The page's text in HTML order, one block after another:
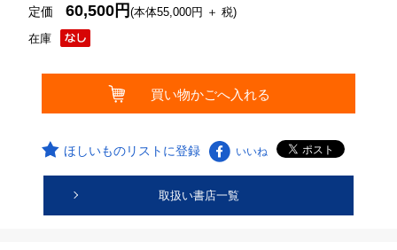
在庫
定価60,500円(本体55,000円 ＋ 税)
ほしいものリストに登録 いいね
取扱い書店一覧